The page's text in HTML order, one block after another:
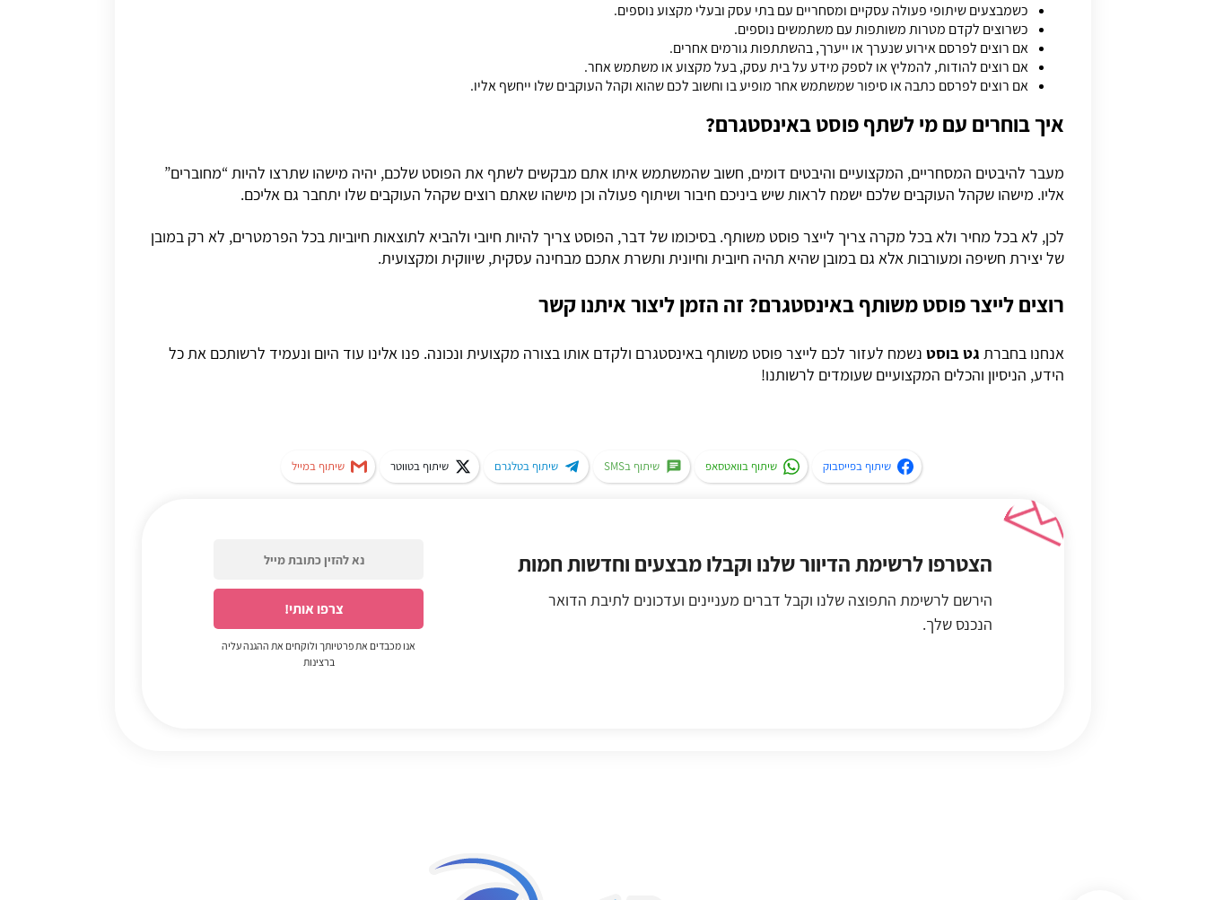
כשמבצעים שיתופי פעולה עסקיים ומסחריים עם בתי עסק ובעלי מקצוע נוספים.
כשרוצים לקדם מטרות משותפות עם משתמשים נוספים.
אם רוצים לפרסם אירוע שנערך או ייערך, בהשתתפות גורמים אחרים.
אם רוצים להודות, להמליץ או לספק מידע על בית עסק, בעל מקצוע או משתמש אחר.
אם רוצים לפרסם כתבה או סיפור שמשתמש אחר מופיע בו וחשוב לכם שהוא וקהל העוקבים שלו ייחשף אליו.
איך בוחרים עם מי לשתף פוסט באינסטגרם?
מעבר להיבטים המסחריים, המקצועיים והיבטים דומים, חשוב שהמשתמש איתו אתם מבקשים לשתף את הפוסט שלכם, יהיה מישהו שתרצו להיות “מחוברים”
אליו. מישהו שקהל העוקבים שלכם ישמח לראות שיש ביניכם חיבור ושיתוף פעולה וכן מישהו שאתם רוצים שקהל העוקבים שלו יתחבר גם אליכם.
לכן, לא בכל מחיר ולא בכל מקרה צריך לייצר פוסט משותף. בסיכומו של דבר, הפוסט צריך להיות חיובי ולהביא לתוצאות חיוביות בכל הפרמטרים, לא רק במובן
של יצירת חשיפה ומעורבות אלא גם במובן שהיא תהיה חיובית וחיונית ותשרת אתכם מבחינה עסקית, שיווקית ומקצועית.
רוצים לייצר פוסט משותף באינסטגרם? זה הזמן ליצור איתנו קשר
אנחנו בחברת גט בוסט נשמח לעזור לכם לייצר פוסט משותף באינסטגרם ולקדם אותו בצורה מקצועית ונכונה. פנו אלינו עוד היום ונעמיד לרשותכם את כל
הידע, הניסיון והכלים המקצועיים שעומדים לרשותנו!
שיתוף בפייסבוק שיתוף בוואטסאפ שיתוף בSMS שיתוף בטלגרם שיתוף בטווטר שיתוף במייל
הצטרפו לרשימת הדיוור שלנו וקבלו מבצעים וחדשות חמות
הירשם לרשימת התפוצה שלנו וקבל דברים מעניינים ועדכונים לתיבת הדואר
הנכנס שלך.
אנו מכבדים את פרטיותך ולוקחים את ההגנה עליה
ברצינות